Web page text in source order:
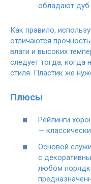
обладают дуб
Как правило,
отличаются
влаги и высоких
следует тогда, когда
стиля. Пластик же
Плюсы
Рейлинги
—
Основой
с
любом